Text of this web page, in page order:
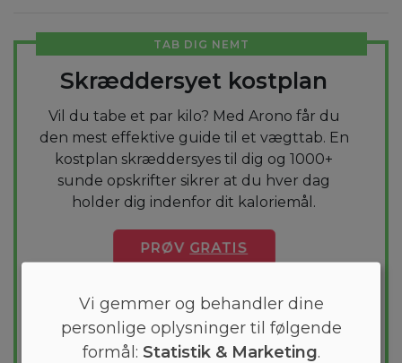
TAB DIG NEMT
Skræddersyet kostplan
Vil du tabe et par kilo? Med Arono får du
den mest effektive guide til et vægttab. En
kostplan skræddersyes til dig og 1000+
sunde opskrifter sikrer at du hver dag
holder dig indenfor dit kaloriemål.
PRØV GRATIS
Vi gemmer og behandler dine
personlige oplysninger til følgende
formål: Statistik & Marketing.